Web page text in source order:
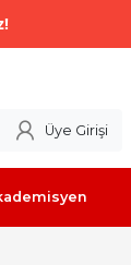
Üye Girişi